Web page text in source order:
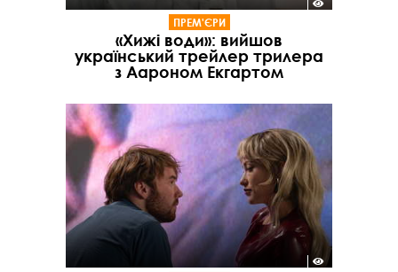
ПРЕМ'ЄРИ
«Хижі води»: вийшов
український трейлер трилера
з Аароном Екгартом